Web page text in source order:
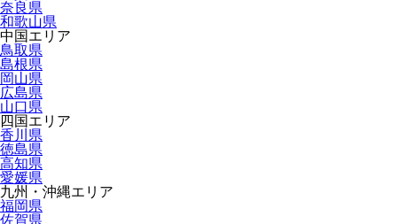
奈良県
和歌山県
中国エリア
鳥取県
島根県
岡山県
広島県
山口県
四国エリア
香川県
徳島県
高知県
愛媛県
九州・沖縄エリア
福岡県
佐賀県